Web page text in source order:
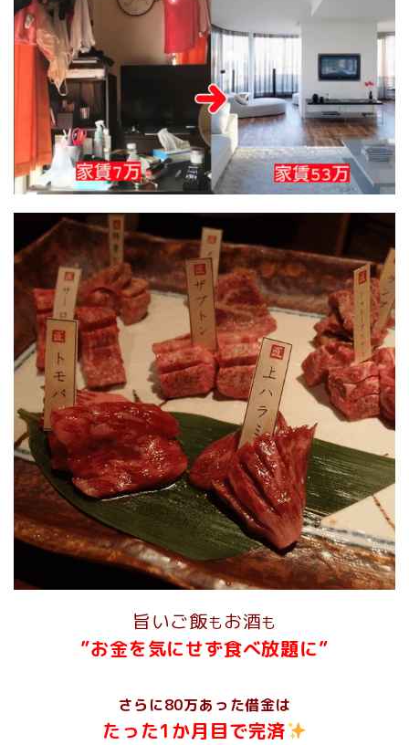
旨いご飯もお酒も
”お金を気にせず食べ放題に”
さらに80万あった借金は
たった1か月目で完済